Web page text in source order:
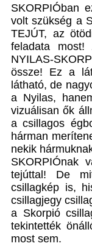
SKORPIÓban
volt szükség a
TEJÚT, az
feladata
NYILAS-
össze! Ez a
látható, de
a Nyilas,
vizuálisan ők
a csillagos
hárman
nekik
SKORPIÓnak
tejúttal! De
csillagkép is,
csillagjegy
a Skorpió
tekintették
most sem.